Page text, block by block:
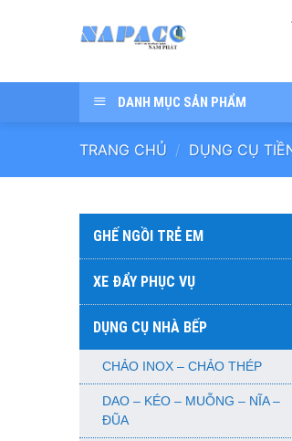
dung
DANH MỤC SẢN PHẨM
TRANG CHỦ / DỤNG CỤ
GHẾ NGỒI TRẺ EM
XE ĐẨY PHỤC VỤ
DỤNG CỤ NHÀ BẾP
CHẢO INOX – CHẢO THÉP
DAO – KÉO – MUỖNG – NĨA –
ĐŨA